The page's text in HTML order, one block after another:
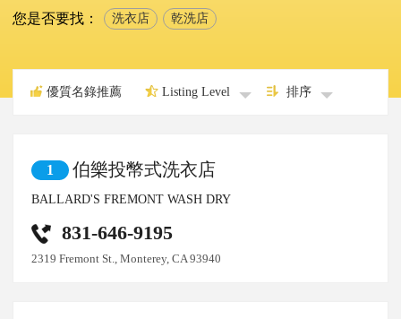
您是否要找： 洗衣店 乾洗店
優質名錄推薦 Listing Level 排序
1 伯樂投幣式洗衣店
BALLARD'S FREMONT WASH DRY
831-646-9195
2319 Fremont St., Monterey, CA 93940